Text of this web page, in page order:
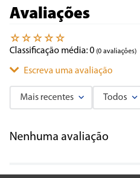
Avaliações
☆ ☆ ☆ ☆ ☆
Classificação média: 0 (0 avaliações)
Escreva uma avaliação
Título
Mais recentes Todos
Nenhuma avaliação